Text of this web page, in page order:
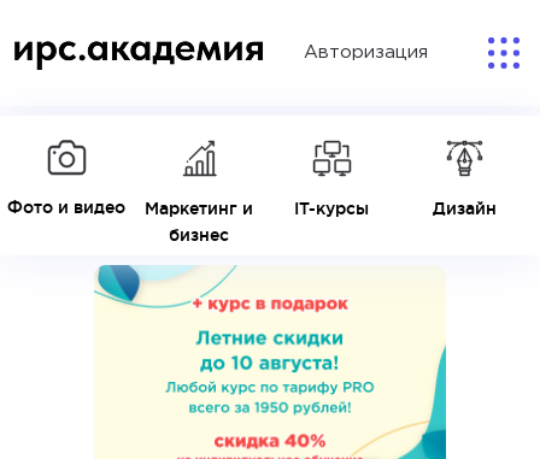
Авторизация
Фото и видео
Маркетинг и
бизнес
IT-курсы Дизайн